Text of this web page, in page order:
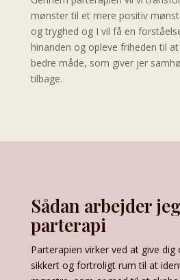
mønster til et mere positiv
og tryghed og I vil få en
hinanden og opleve friheden til
bedre måde, som giver jer
tilbage.
Sådan arbejder
parterapi
Parterapien virker ved at give
sikkert og fortroligt rum til at